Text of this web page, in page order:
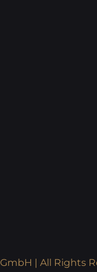
| All Rights